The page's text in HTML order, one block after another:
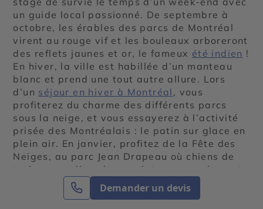
Demander un devis
un guide local passionné. De septembre à
octobre, les érables des parcs de Montréal
virent au rouge vif et les bouleaux arboreront
des reflets jaunes et or, le fameux été indien !
En hiver, la ville est habillée d’un manteau
blanc et prend une tout autre allure. Lors
d’un séjour en hiver à Montréal , vous
profiterez du charme des différents parcs
sous la neige, et vous essayerez à l’activité
prisée des Montréalais : le patin sur glace en
plein air. En janvier, profitez de la Fête des
Neiges, au parc Jean Drapeau où chiens de
traineaux, glissades, sculptures sur glace et
spécialités culinaires québécoises vous
attendent. Quelle que soit la saison, la ville